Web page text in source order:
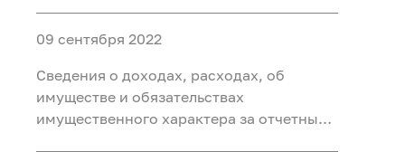
организацию) за 2021 год
Федерального агентства по
недропользованию и членов их семей за
период с 1 января 2021 г. по 31 декабря
2021
09 сентября 2022
Сведения о доходах, расходах, об
имуществе и обязательствах
имущественного характера за отчетный